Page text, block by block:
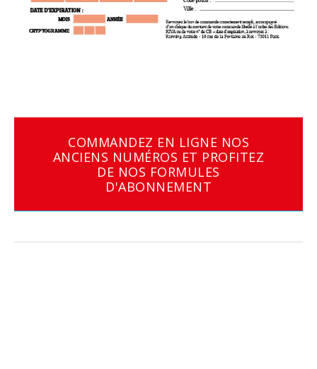
COMMANDEZ EN LIGNE NOS
ANCIENS NUMÉROS ET PROFITEZ
DE NOS FORMULES
D'ABONNEMENT